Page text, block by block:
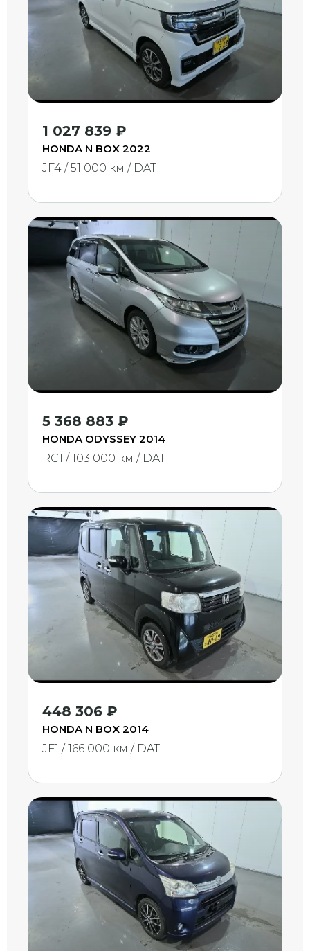
1 027 839 ₽
HONDA N BOX 2022
JF4 / 51 000 км / DAT
5 368 883 ₽
HONDA ODYSSEY 2014
RC1 / 103 000 км / DAT
448 306 ₽
HONDA N BOX 2014
JF1 / 166 000 км / DAT